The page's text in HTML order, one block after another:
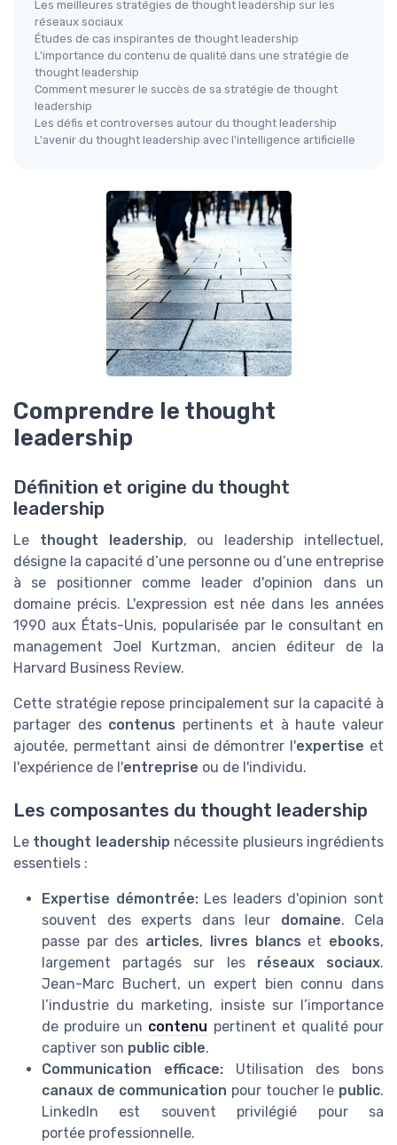
Les meilleures stratégies de thought leadership sur les
réseaux sociaux
Études de cas inspirantes de thought leadership
L'importance du contenu de qualité dans une stratégie de
thought leadership
Comment mesurer le succès de sa stratégie de thought
leadership
Les défis et controverses autour du thought leadership
L'avenir du thought leadership avec l'intelligence artificielle
Comprendre le thought
leadership
Définition et origine du thought
leadership
Le thought leadership, ou leadership intellectuel,
désigne la capacité d’une personne ou d’une entreprise
à se positionner comme leader d'opinion dans un
domaine précis. L'expression est née dans les années
1990 aux États-Unis, popularisée par le consultant en
management Joel Kurtzman, ancien éditeur de la
Harvard Business Review.
Cette stratégie repose principalement sur la capacité à
partager des contenus pertinents et à haute valeur
ajoutée, permettant ainsi de démontrer l'expertise et
l'expérience de l'entreprise ou de l'individu.
Les composantes du thought leadership
Le thought leadership nécessite plusieurs ingrédients
essentiels :
Expertise démontrée:Les leaders d'opinion sont
souvent des experts dans leur domaine. Cela
passe par des articles, livres blancs et ebooks,
largement partagés sur les réseaux sociaux.
Jean-Marc Buchert, un expert bien connu dans
l’industrie du marketing, insiste sur l’importance
de produire un contenu pertinent et qualité pour
captiver son public cible.
Communication efficace:Utilisation des bons
canaux de communication pour toucher le public.
LinkedIn est souvent privilégié pour sa
portée professionnelle.